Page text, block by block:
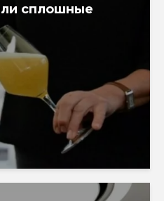
сплошные